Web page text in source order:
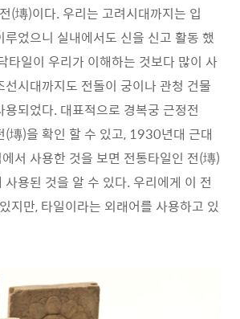
(塼)이다. 우리는 고려시대까지는 입
루었으니 실내에서도 신을 신고 활동 했
타일이 우리가 이해하는 것보다 많이 사
시대까지도 전돌이 궁이나 관청 건물
되었다. 대표적으로 경복궁 근정전
(塼)을 확인 할 수 있고, 1930년대 근대
서 사용한 것을 보면 전통타일인 전(塼)
용된 것을 알 수 있다. 우리에게 이 전
지만, 타일이라는 외래어를 사용하고 있